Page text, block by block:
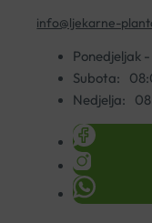
info@ljekarne-
Ponedjeljak
Subota:
Nedjelja: